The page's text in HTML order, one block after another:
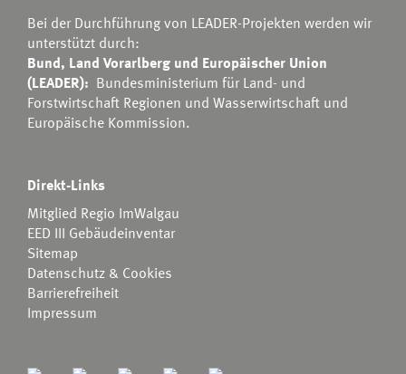
Bei der Durchführung von LEADER-Projekten werden wir
unterstützt durch:
Bund, Land Vorarlberg und Europäischer Union
(LEADER): Bundesministerium für Land- und
Forstwirtschaft Regionen und Wasserwirtschaft und
Europäische Kommission.
Direkt-Links
Mitglied Regio ImWalgau
EED III Gebäudeinventar
Sitemap
Datenschutz & Cookies
Barrierefreiheit
Impressum